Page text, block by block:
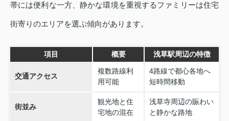
帯には便利な一方、静かな環境を重視するファミリーは住宅
街寄りのエリアを選ぶ傾向があります。
項目 概要 浅草駅周辺の特徴
交通アクセス
複数路線利
用可能
4路線で都心各地へ
短時間移動
街並み
観光地と住
宅地の混在
浅草寺周辺の賑わい
と静かな路地